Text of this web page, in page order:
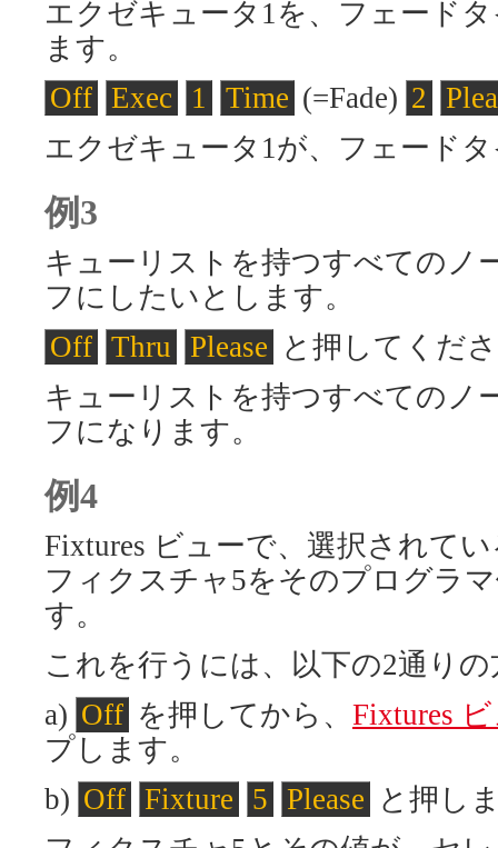
エクゼキュータ1を、フェード
ます。
Off Exec 1 Time (=Fade) 2
エクゼキュータ1が、フェード
例3
キューリストを持つすべてのノ
フにしたいとします。
Off Thru Please と押してくだ
キューリストを持つすべてのノ
フになります。
例4
Fixtures ビューで、選択されて
フィクスチャ5をそのプログラ
す。
これを行うには、以下の2通り
a) Off を押してから、 Fixtures
プします。
b) Off Fixture 5 Please と押し